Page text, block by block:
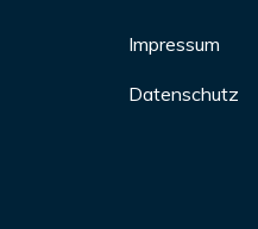
Impressum
Datenschutz